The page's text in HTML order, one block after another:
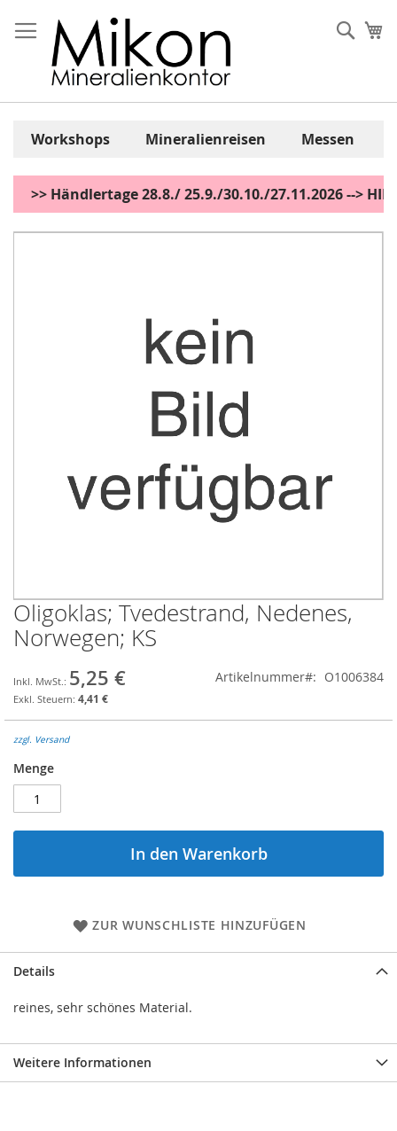
Inhalt
springen
Workshops Mineralienreisen Messen
>> Händlertage 28.8./ 25.9./30.10./27.11.2026 -->
Zum
Zum
Anfang
der
springen
Oligoklas; Tvedestrand, Nedenes,
Norwegen; KS
5,25 €
4,41 €
Artikelnummer O1006384
zzgl. Versand
Menge
In den Warenkorb
ZUR WUNSCHLISTE HINZUFÜGEN
Details
reines, sehr schönes Material.
Weitere Informationen